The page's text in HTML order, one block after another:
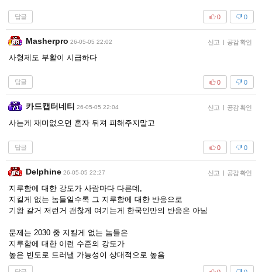
답글 0
0
Masherpro 26-05-05 22:02 신고 | 공감 확인
사형제도 부활이 시급하다
답글 0
0
카드캡터네티 26-05-05 22:04 신고 | 공감 확인
사는게 재미없으면 혼자 뒤져 피해주지말고
답글 0
0
Delphine 26-05-05 22:27 신고 | 공감 확인
지루함에 대한 강도가 사람마다 다른데,
지킬게 없는 놈들일수록 그 지루함에 대한 반응으로
기왕 갈거 저런거 괜찮게 여기는게 한국인만의 반응은 아님
문제는 2030 중 지킬게 없는 놈들은
지루함에 대한 이런 수준의 강도가
높은 빈도로 드러낼 가능성이 상대적으로 높음